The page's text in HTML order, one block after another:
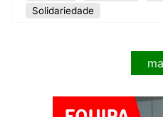
Solidariedade